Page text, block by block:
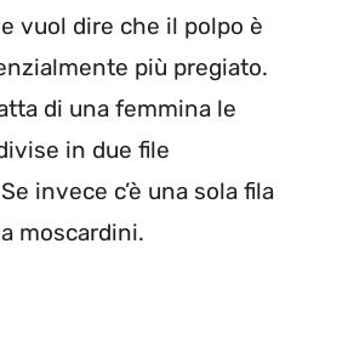
vuol dire che il polpo è
più pregiato.
di una femmina le
in due file
invece c’è una sola fila
moscardini.